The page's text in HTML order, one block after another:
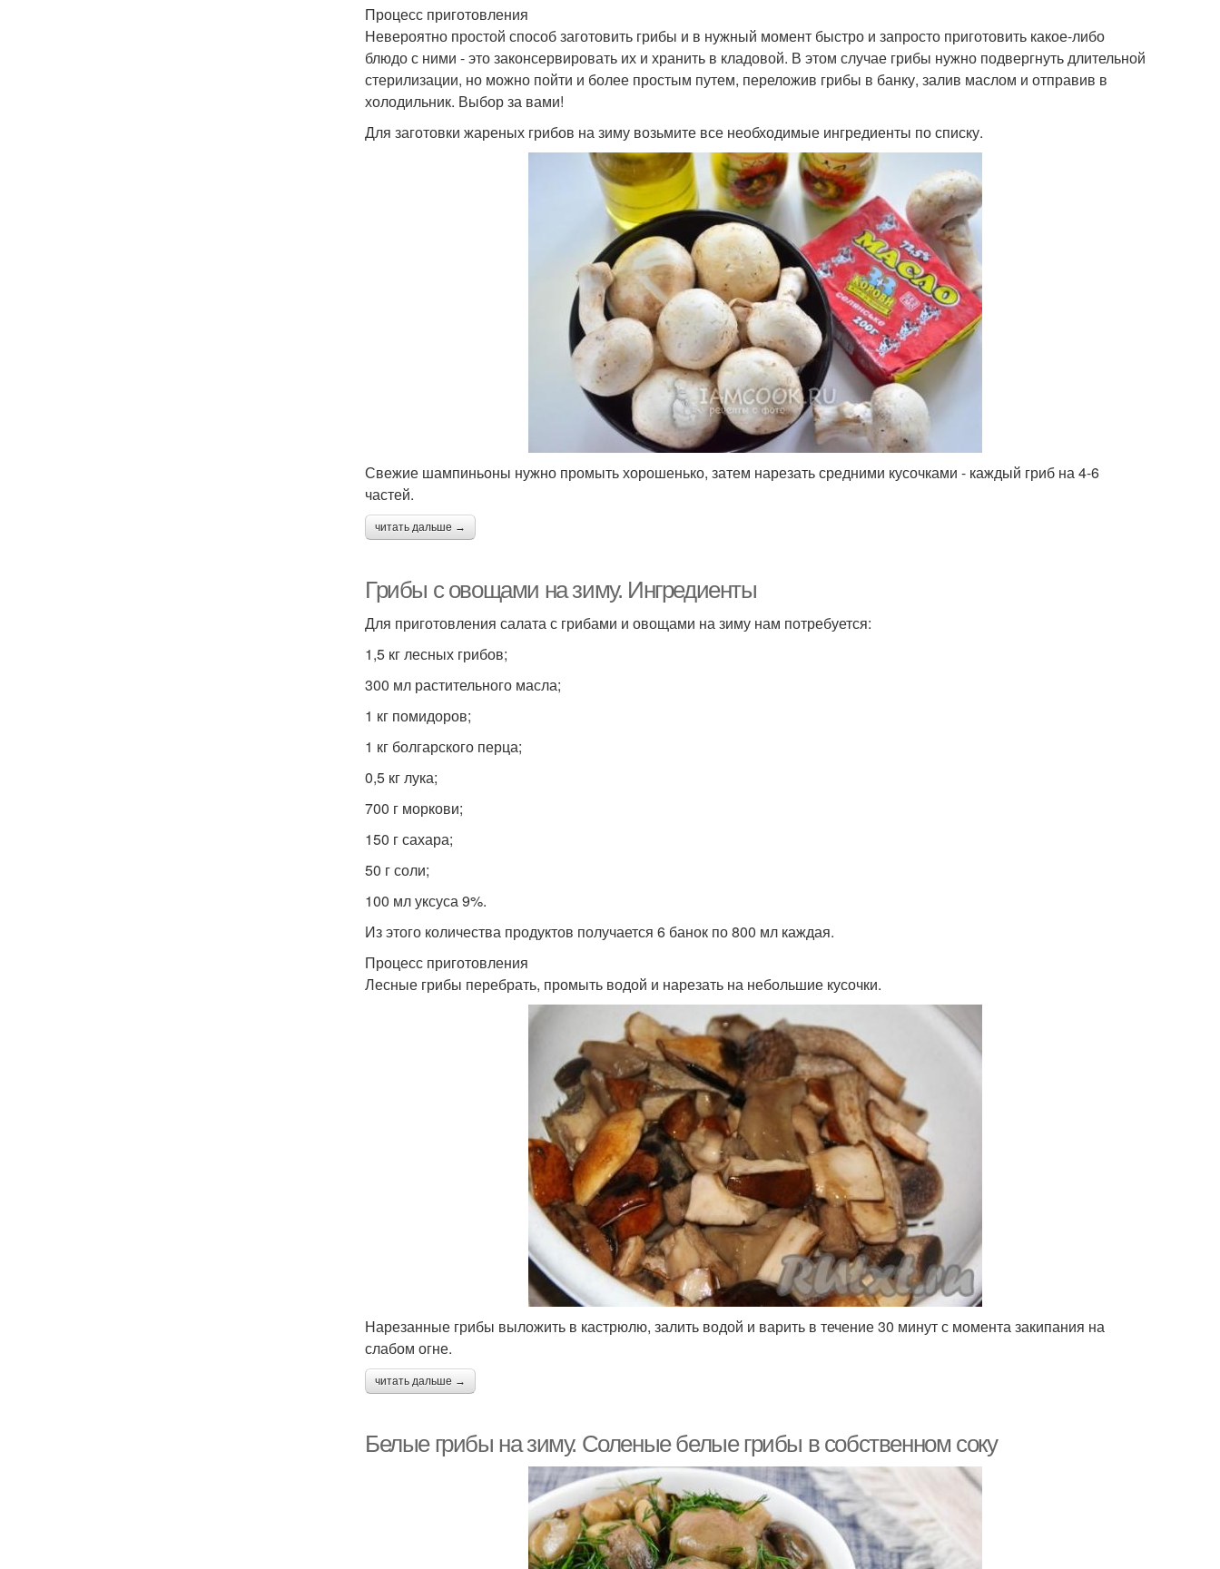
Процесс приготовления
Невероятно простой способ заготовить грибы и в нужный момент быстро и запросто приготовить какое-либо
блюдо с ними - это законсервировать их и хранить в кладовой. В этом случае грибы нужно подвергнуть длительной
стерилизации, но можно пойти и более простым путем, переложив грибы в банку, залив маслом и отправив в
холодильник. Выбор за вами!
Для заготовки жареных грибов на зиму возьмите все необходимые ингредиенты по списку.
Свежие шампиньоны нужно промыть хорошенько, затем нарезать средними кусочками - каждый гриб на 4-6
частей.
читать дальше →
Грибы с овощами на зиму. Ингредиенты
Для приготовления салата с грибами и овощами на зиму нам потребуется:
1,5 кг лесных грибов;
300 мл растительного масла;
1 кг помидоров;
1 кг болгарского перца;
0,5 кг лука;
700 г моркови;
150 г сахара;
50 г соли;
100 мл уксуса 9%.
Из этого количества продуктов получается 6 банок по 800 мл каждая.
Процесс приготовления
Лесные грибы перебрать, промыть водой и нарезать на небольшие кусочки.
Нарезанные грибы выложить в кастрюлю, залить водой и варить в течение 30 минут с момента закипания на
слабом огне.
читать дальше →
Белые грибы на зиму. Соленые белые грибы в собственном соку